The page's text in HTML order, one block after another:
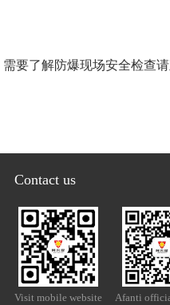
需要了解防爆现场安全检查
Contact us
Visit mobile website Afanti